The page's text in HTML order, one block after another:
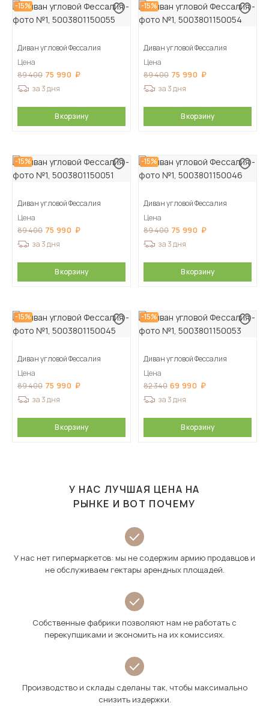
-15%
Диван угловой Фессалия
Цена
89 400 75 990
за 3 дня
В корзину
-15%
Диван угловой Фессалия
Цена
89 400 75 990
за 3 дня
В корзину
-15%
Диван угловой Фессалия
Цена
89 400 75 990
за 3 дня
В корзину
-15%
Диван угловой Фессалия
Цена
89 400 75 990
за 3 дня
В корзину
-15%
Диван угловой Фессалия
Цена
89 400 75 990
за 3 дня
В корзину
-15%
Диван угловой Фессалия
Цена
82 340 69 990
за 3 дня
В корзину
У НАС ЛУЧШАЯ ЦЕНА НА
РЫНКЕ И ВОТ ПОЧЕМУ
У нас нет гипермаркетов: мы не содержим армию продавцов и
не обслуживаем гектары арендных площадей.
Собственные фабрики позволяют нам не работать с
перекупщиками и экономить на их комиссиях.
Производство и склады сделаны так, чтобы максимально
снизить издержки.